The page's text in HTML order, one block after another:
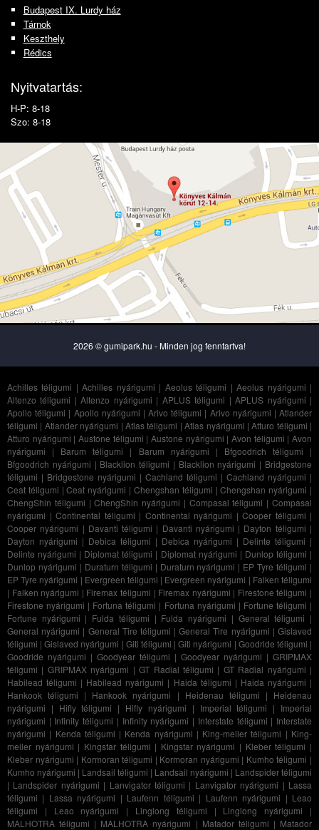
Budapest IX. Lurdy ház
Tárnok
Keszthely
Rédics
Nyitvatartás:
H-P: 8-18
Szo: 8-18
2026 © gumipark.hu - Minden jog fenntartva!
Achilles téligumi |Achilles nyárigumi | Aeolus téligumi |Aeolus nyárigumi |
Altenzo téligumi |Altenzo nyárigumi | APLUS téligumi |APLUS nyárigumi |
Apollo téligumi | Apollo nyárigumi |Arivo téligumi | Arivo nyárigumi |Atlander
téligumi | Atlander nyárigumi | Atlas téligumi |Atlas nyárigumi |Atturo téligumi |
Atturo nyárigumi |Austone téligumi |Austone nyárigumi |Avon téligumi |Avon
nyárigumi | Barum téligumi | Barum nyárigumi | Bfgoodrich téligumi |
Bfgoodrich nyárigumi | Blacklion téligumi | Blacklion nyárigumi | Bridgestone
téligumi | Bridgestone nyárigumi | Cachland téligumi | Cachland nyárigumi |
Ceat téligumi |Ceat nyárigumi | Chengshan téligumi |Chengshan nyárigumi |
ChengShin téligumi |ChengShin nyárigumi | Compasal téligumi |Compasal
nyárigumi | Continental téligumi | Continental nyárigumi | Cooper téligumi |
Cooper nyárigumi | Davanti téligumi | Davanti nyárigumi | Dayton téligumi |
Dayton nyárigumi | Debica téligumi | Debica nyárigumi | Delinte téligumi |
Delinte nyárigumi | Diplomat téligumi | Diplomat nyárigumi | Dunlop téligumi |
Dunlop nyárigumi | Duraturn téligumi | Duraturn nyárigumi | EP Tyre téligumi |
EP Tyre nyárigumi | Evergreen téligumi | Evergreen nyárigumi | Falken téligumi
| Falken nyárigumi | Firemax téligumi | Firemax nyárigumi | Firestone téligumi |
Firestone nyárigumi | Fortuna téligumi | Fortuna nyárigumi | Fortune téligumi |
Fortune nyárigumi | Fulda téligumi | Fulda nyárigumi | General téligumi |
General nyárigumi | General Tire téligumi |General Tire nyárigumi |Gislaved
téligumi |Gislaved nyárigumi | Giti téligumi |Giti nyárigumi | Goodride téligumi |
Goodride nyárigumi | Goodyear téligumi | Goodyear nyárigumi | GRIPMAX
téligumi | GRIPMAX nyárigumi |GT Radial téligumi | GT Radial nyárigumi |
Habilead téligumi | Habilead nyárigumi | Haida téligumi | Haida nyárigumi |
Hankook téligumi | Hankook nyárigumi | Heidenau téligumi | Heidenau
nyárigumi | Hifly téligumi | Hifly nyárigumi | Imperial téligumi | Imperial
nyárigumi | Infinity téligumi | Infinity nyárigumi | Interstate téligumi | Interstate
nyárigumi | Kenda téligumi | Kenda nyárigumi | King-meiler téligumi | King-
meiler nyárigumi | Kingstar téligumi | Kingstar nyárigumi | Kleber téligumi |
Kleber nyárigumi | Kormoran téligumi | Kormoran nyárigumi | Kumho téligumi |
Kumho nyárigumi | Landsail téligumi | Landsail nyárigumi | Landspider téligumi
| Landspider nyárigumi | Lanvigator téligumi | Lanvigator nyárigumi | Lassa
téligumi | Lassa nyárigumi | Laufenn téligumi | Laufenn nyárigumi | Leao
téligumi | Leao nyárigumi | Linglong téligumi | Linglong nyárigumi |
MALHOTRA téligumi | MALHOTRA nyárigumi | Matador téligumi | Matador